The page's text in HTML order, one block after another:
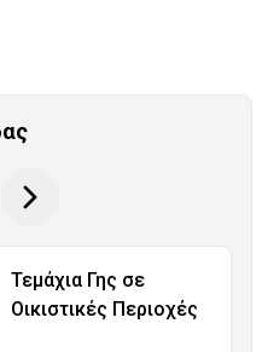
Τεμάχια Γης σε
Οικιστικές Περιοχές